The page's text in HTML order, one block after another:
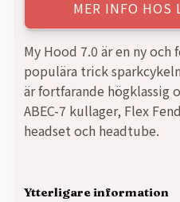
MER INFO HOS
My Hood 7.0 är en ny
populära trick
är fortfarande högklassig
ABEC-7 kullager, Flex
headset och headtube.
Ytterligare information